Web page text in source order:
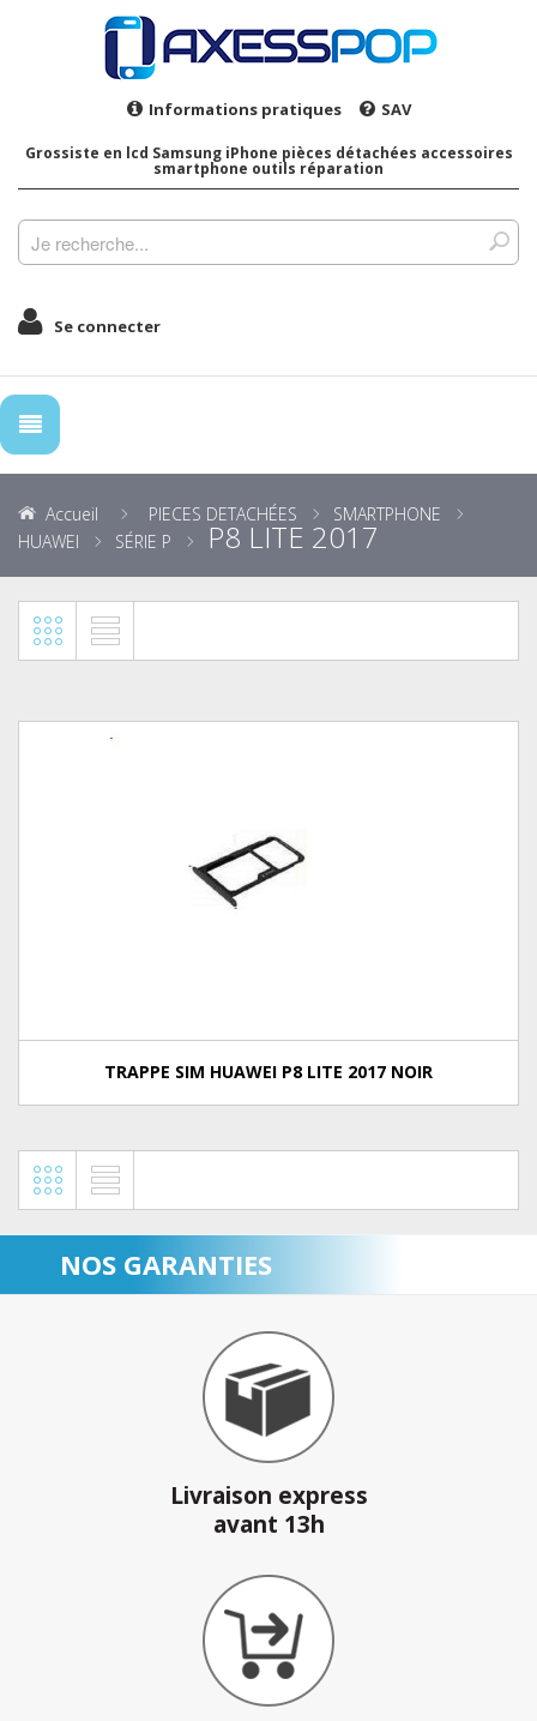
Informations pratiques SAV
Grossiste en lcd Samsung iPhone pièces détachées accessoires
smartphone outils réparation
Se connecter
Accueil PIECES DETACHÉES
SMARTPHONE
HUAWEI
SÉRIE P P8 LITE 2017
TRAPPE SIM HUAWEI P8 LITE 2017 NOIR
NOS GARANTIES
Livraison express
avant 13h